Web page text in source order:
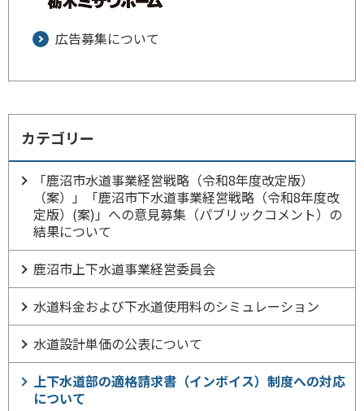
広告募集について
カテゴリー
「鹿沼市水道事業経営戦略（令和8年度改定版）
（案）」「鹿沼市下水道事業経営戦略（令和8年度改
定版）(案)」への意見募集（パブリックコメント）の
結果について
鹿沼市上下水道事業経営委員会
水道料金および下水道使用料のシミュレーション
水道設計単価の公表について
上下水道部の適格請求書（インボイス）制度への対応
について